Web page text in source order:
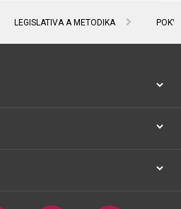
LEGISLATIVA A METODIKA